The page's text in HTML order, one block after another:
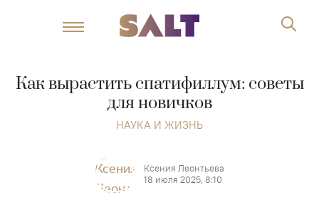
Как вырастить спатифиллум: советы
для новичков
НАУКА И ЖИЗНЬ
Ксения Леонтьева
18 июля 2025, 8:10